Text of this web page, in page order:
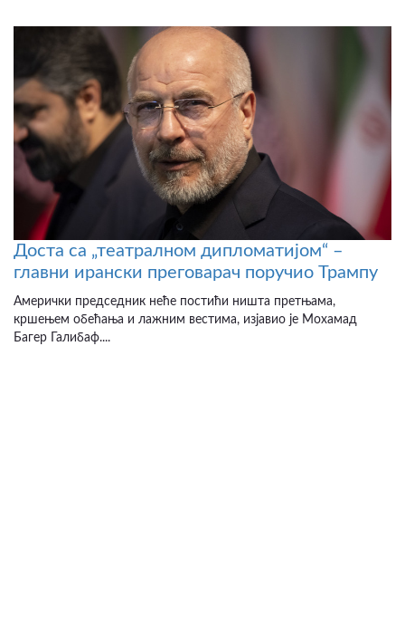
Доста са „театралном дипломатијом“ –
главни ирански преговарач поручио Трампу
Амерички председник неће постићи ништа претњама,
кршењем обећања и лажним вестима, изјавио је Мохамад
Багер Галибаф....